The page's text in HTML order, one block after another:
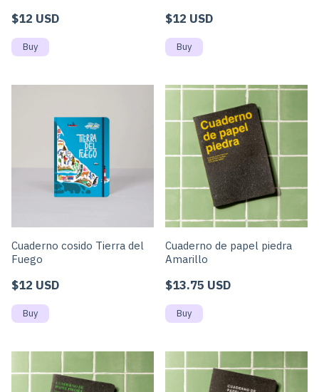
$12 USD $12 USD
Cuaderno cosido Tierra del
Fuego
$12 USD
Cuaderno de papel piedra
Amarillo
$13.75 USD